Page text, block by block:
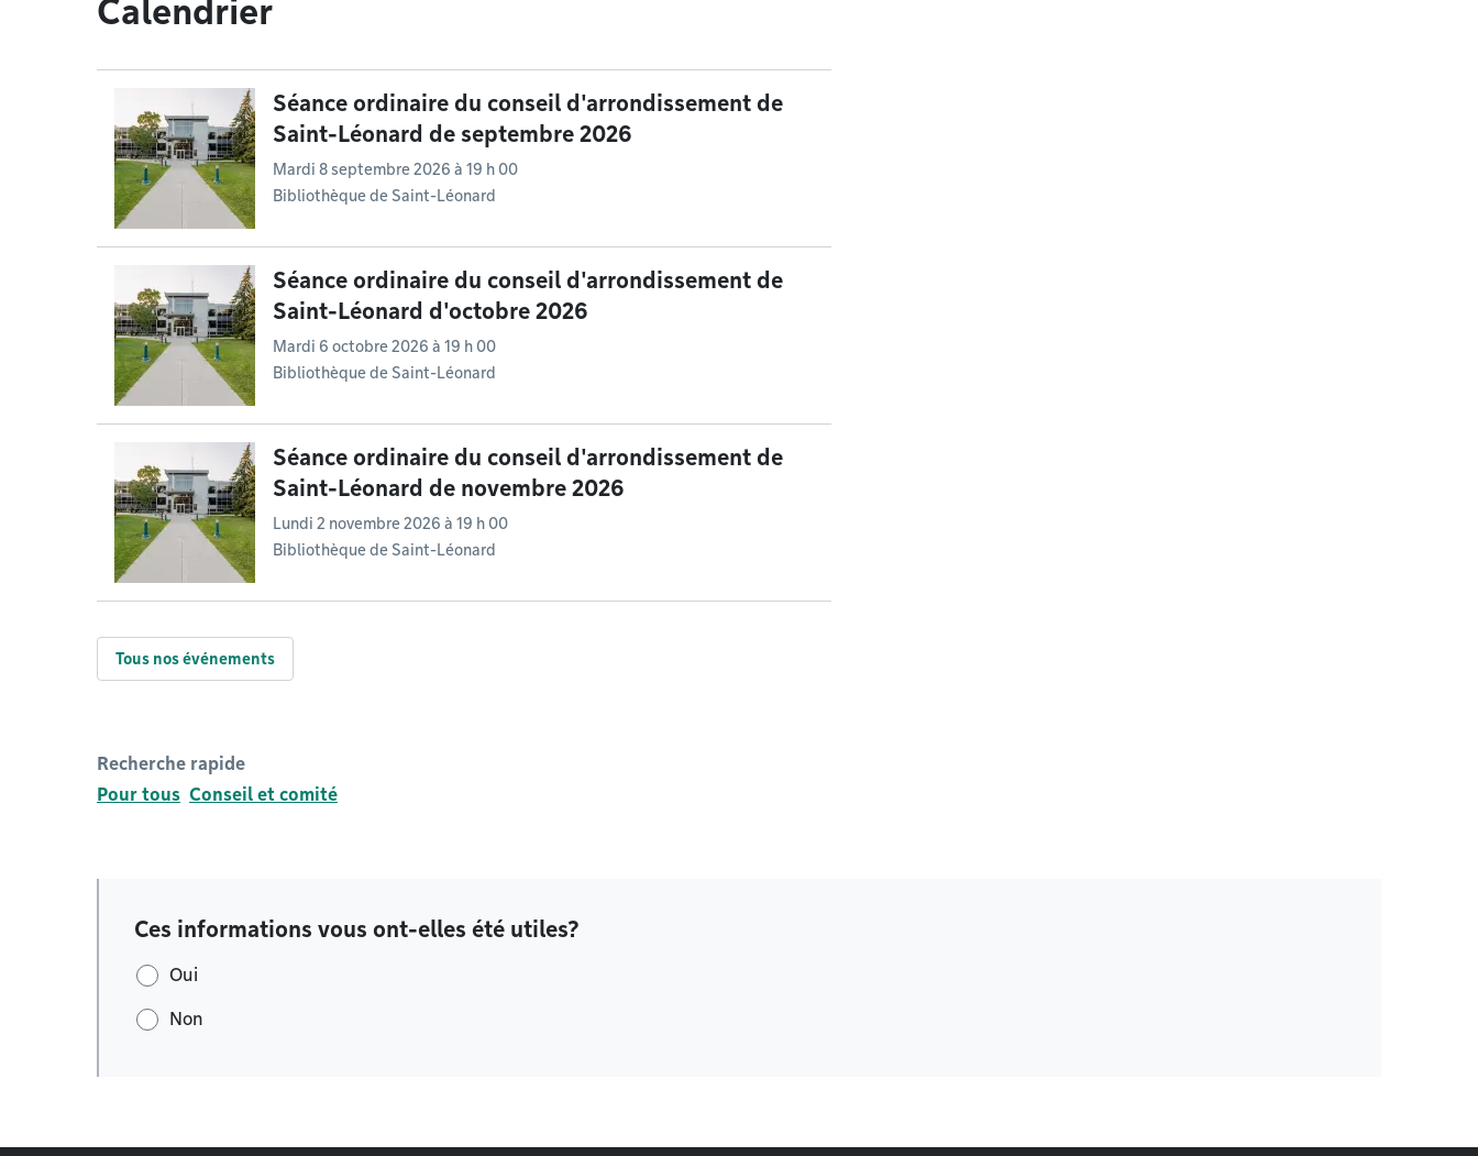
Calendrier
Séance ordinaire du conseil d'arrondissement de
Saint-Léonard de septembre 2026
Mardi 8 septembre 2026 à 19 h 00
Bibliothèque de Saint-Léonard
Séance ordinaire du conseil d'arrondissement de
Saint-Léonard d'octobre 2026
Mardi 6 octobre 2026 à 19 h 00
Bibliothèque de Saint-Léonard
Séance ordinaire du conseil d'arrondissement de
Saint-Léonard de novembre 2026
Lundi 2 novembre 2026 à 19 h 00
Bibliothèque de Saint-Léonard
Tous nos événements
Recherche rapide
Pour tous Conseil et comité
Ces informations vous ont-elles été utiles?
Oui
Non